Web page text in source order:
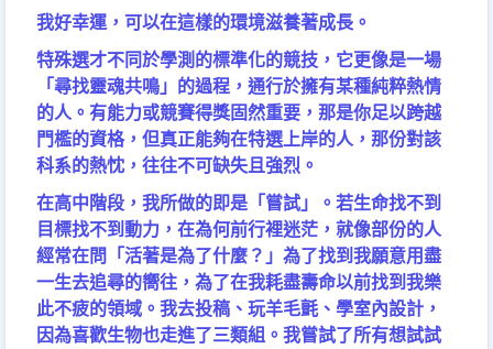
我好幸運，可以在這樣的環境滋養著成長。
特殊選才不同於學測的標準化的競技，它更像是一場
「尋找靈魂共鳴」的過程，通行於擁有某種純粹熱情
的人。有能力或競賽得獎固然重要，那是你足以跨越
門檻的資格，但真正能夠在特選上岸的人，那份對該
科系的熱忱，往往不可缺失且強烈。
在高中階段，我所做的即是「嘗試」。若生命找不到
目標找不到動力，在為何前行裡迷茫，就像部份的人
經常在問「活著是為了什麼？」為了找到我願意用盡
一生去追尋的嚮往，為了在我耗盡壽命以前找到我樂
此不疲的領域。我去投稿、玩羊毛氈、學室內設計，
因為喜歡生物也走進了三類組。我嘗試了所有想試試